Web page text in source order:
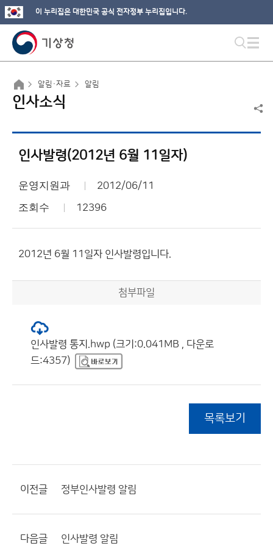
이 누리집은 대한민국 공식 전자정부 누리집입니다.
알림·자료 알림
인사소식
인사발령(2012년 6월 11일자)
운영지원과 2012/06/11
조회수 12396
2012년 6월 11일자 인사발령입니다.
첨부파일
인사발령 통지.hwp (크기:0.041MB , 다운로
드:4357)
목록보기
이전글 정부인사발령 알림
다음글 인사발령 알림